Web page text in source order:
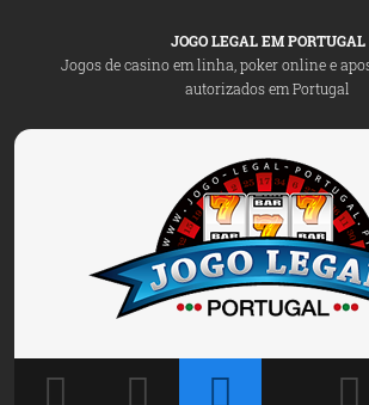
JOGO LEGAL EM PORTUGAL
Jogos de casino em linha, poker online e
autorizados em Portugal